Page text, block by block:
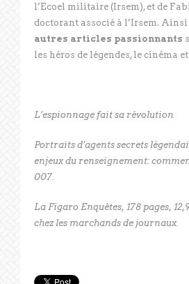
l’Ecoel militaire (Irsem), et de
doctorant associé à l’Irsem.
autres articles passionnants
les héros de légendes, le cinéma
L’espionnage fait sa révolution
Portraits d’agents secrets
enjeux du renseignement:
007.
La Figaro Enquêtes, 178 pages,
chez les marchands de journaux.